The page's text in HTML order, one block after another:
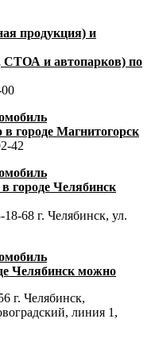
продукция) и
СТОА и автопарков) по
городе Магнитогорск
42
городе Челябинск
18-68 г. Челябинск, ул.
Челябинск можно
г. Челябинск,
линия 1,